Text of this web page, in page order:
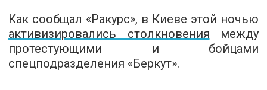
Как сообщал «Ракурс», в Киеве этой ночью
активизировались столкновения между
протестующими и бойцами
спецподразделения «Беркут».